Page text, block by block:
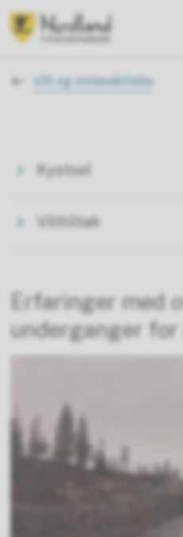
Du er her:
Vilt og innlandsfiske
Kystsel
Vilttiltak
Erfaringer med
underganger